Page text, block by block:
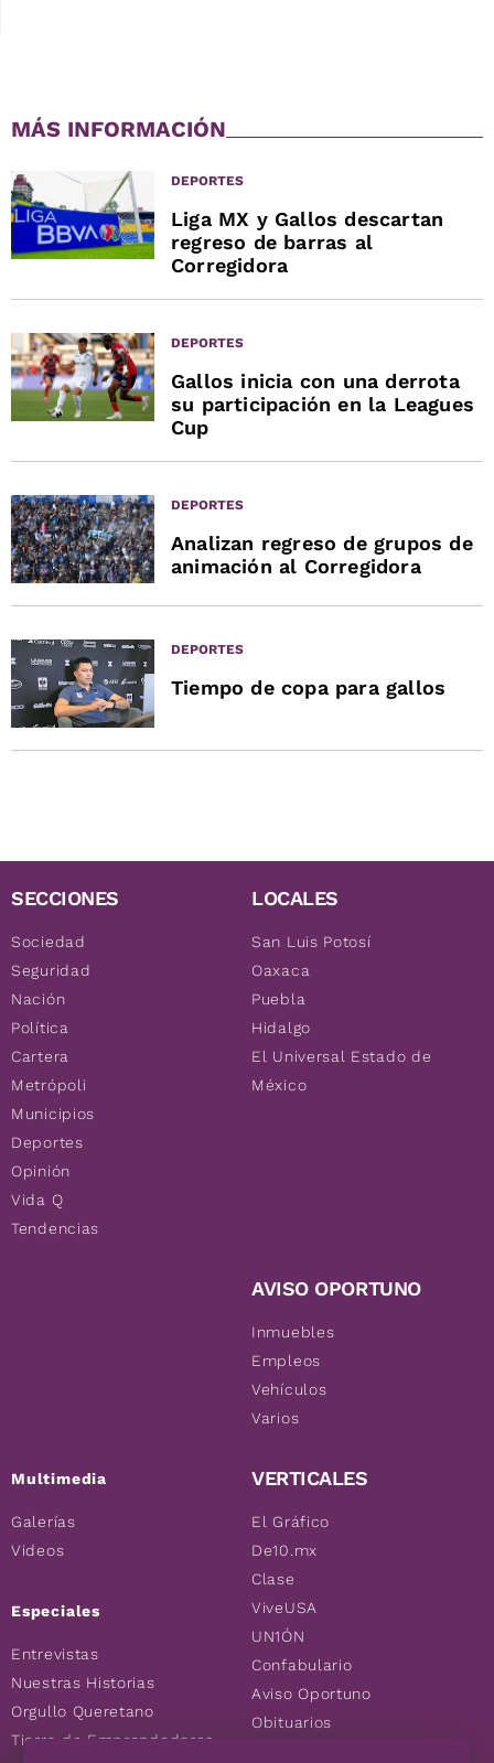
MÁS INFORMACIÓN
DEPORTES
Liga MX y Gallos descartan
regreso de barras al
Corregidora
DEPORTES
Gallos inicia con una derrota
su participación en la Leagues
Cup
DEPORTES
Analizan regreso de grupos de
animación al Corregidora
DEPORTES
Tiempo de copa para gallos
SECCIONES
Sociedad
Seguridad
Nación
Política
Cartera
Metrópoli
Municipios
Deportes
Opinión
Vida Q
Tendencias
Multimedia
Galerías
Videos
Especiales
Entrevistas
Nuestras Historias
Orgullo Queretano
Tierra de Emprendedores
LOCALES
San Luis Potosí
Oaxaca
Puebla
Hidalgo
El Universal Estado de
México
AVISO OPORTUNO
Inmuebles
Empleos
Vehículos
Varios
VERTICALES
El Gráfico
De10.mx
Clase
ViveUSA
UN1ÓN
Confabulario
Aviso Oportuno
Obituarios